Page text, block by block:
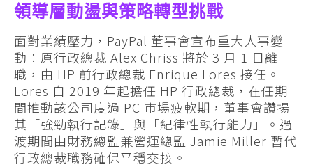
領導層動盪與策略轉型挑戰
面對業績壓力，PayPal 董事會宣布重大人事變
動：原行政總裁 Alex Chriss 將於 3 月 1 日離
職，由 HP 前行政總裁 Enrique Lores 接任。
Lores 自 2019 年起擔任 HP 行政總裁，在任期
間推動該公司度過 PC 市場疲軟期，董事會讚揚
其「強勁執行記錄」與「紀律性執行能力」。過
渡期間由財務總監兼營運總監 Jamie Miller 暫代
行政總裁職務確保平穩交接。